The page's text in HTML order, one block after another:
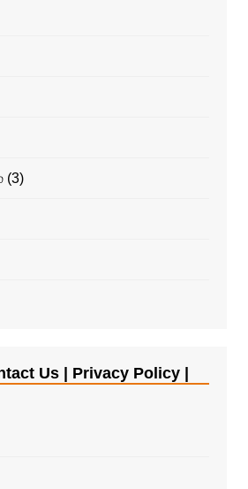
(3)
Us | Privacy Policy |